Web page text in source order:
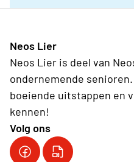
Neos Lier
Neos Lier is deel van
ondernemende
boeiende uitstappen en
kennen!
Volg ons
Onze FB paginaYouTube kanaal